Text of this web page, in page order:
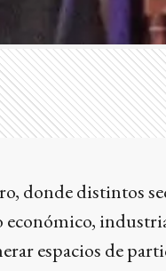
donde distintos
económico,
espacios de